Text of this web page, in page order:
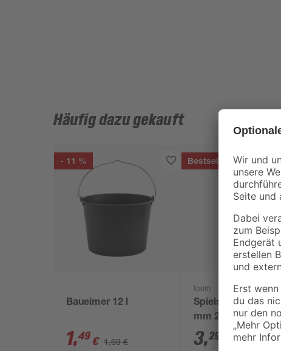
Häufig dazu gekauft
- 11 %
Baueimer 12 l
1,49 € 1,69 €
Bestseller
toom
Spielsand beige 0-
mm 25 kg
3,29